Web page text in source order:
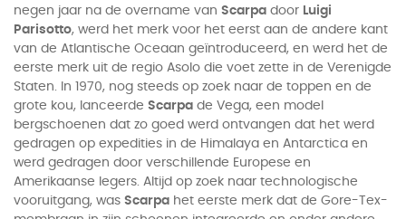
negen jaar na de overname van Scarpa door Luigi
Parisotto, werd het merk voor het eerst aan de andere kant
van de Atlantische Oceaan geïntroduceerd, en werd het de
eerste merk uit de regio Asolo die voet zette in de Verenigde
Staten. In 1970, nog steeds op zoek naar de toppen en de
grote kou, lanceerde Scarpa de Vega, een model
bergschoenen dat zo goed werd ontvangen dat het werd
gedragen op expedities in de Himalaya en Antarctica en
werd gedragen door verschillende Europese en
Amerikaanse legers. Altijd op zoek naar technologische
vooruitgang, was Scarpa het eerste merk dat de Gore-Tex-